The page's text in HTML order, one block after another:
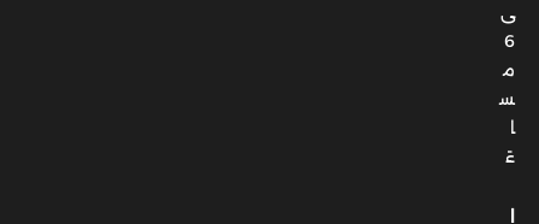
ى
6
م
س
ا
ءً